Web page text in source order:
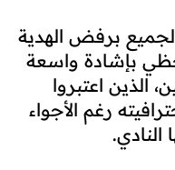
الجميع برفض الهدية
بإشادة واسعة
الذين اعتبروا
رغم الأجواء
النادي.